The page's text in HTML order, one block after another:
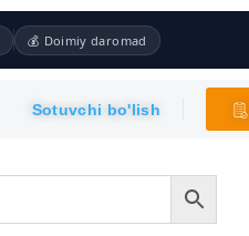
💰 Doimiy daromad
Sotuvchi bo'lish